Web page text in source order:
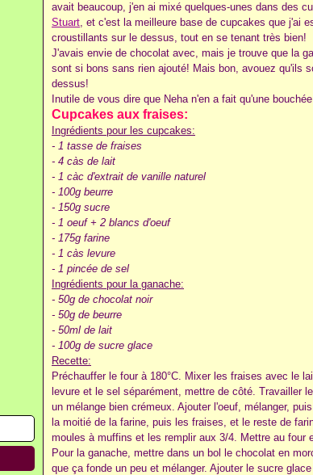
avait beaucoup, j'en ai mixé quelques-unes dans des
Stuart, et c'est la meilleure base de cupcakes que j'ai
croustillants sur le dessus, tout en se tenant très bien!
J'avais envie de chocolat avec, mais je trouve que la
sont si bons sans rien ajouté! Mais bon, avouez qu'ils
dessus!
Inutile de vous dire que Neha n'en a fait qu'une
Cupcakes aux fraises:
Ingrédients pour les cupcakes:
- 1 tasse de fraises
- 4 càs de lait
- 1 càc d'extrait de vanille naturel
- 100g beurre
- 150g sucre
- 1 oeuf + 2 blancs d'oeuf
- 175g farine
- 1 càs levure
- 1 pincée de sel
Ingrédients pour la ganache:
- 50g de chocolat noir
- 50g de beurre
- 50ml de lait
- 100g de sucre glace
Recette:
Préchauffer le four à 180°C. Mixer les fraises avec le
levure et le sel séparément, mettre de côté. Travailler
un mélange bien crémeux. Ajouter l'oeuf, mélanger,
la moitié de la farine, puis les fraises, et le reste de
moules à muffins et les remplir aux 3/4. Mettre au four
Pour la ganache, mettre dans un bol le chocolat en
que ça fonde un peu et mélanger. Ajouter le sucre